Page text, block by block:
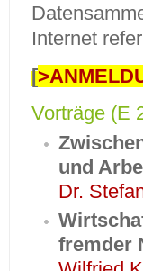
Internet
[
Vorträge (E
und
Dr.
fremder